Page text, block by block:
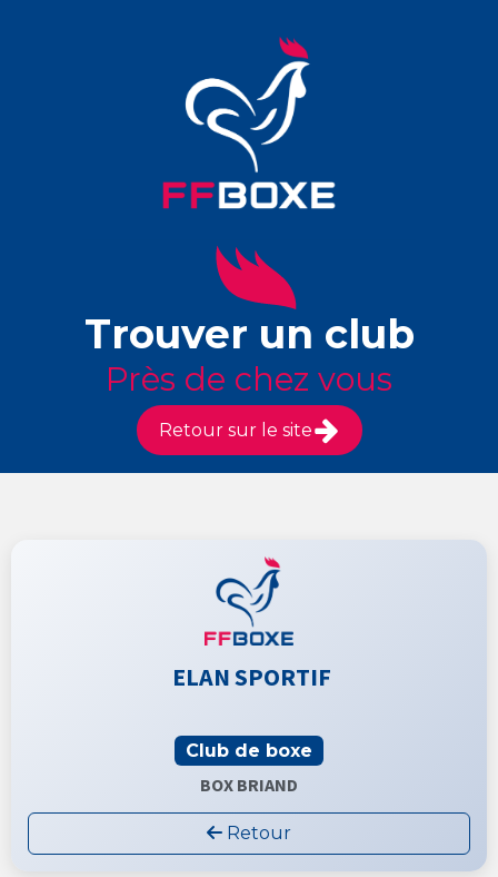
Trouver un club
Près de chez vous
Retour sur le site
ELAN SPORTIF
Club de boxe
BOX BRIAND
Retour